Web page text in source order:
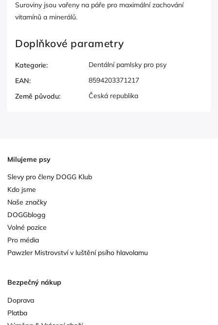
Suroviny jsou vařeny na páře pro maximální zachování
vitamínů a minerálů.
Doplňkové parametry
Kategorie:
Dentální pamlsky pro psy
EAN:
8594203371217
Země původu: Česká republika
Milujeme psy
Slevy pro členy DOGG Klub
Kdo jsme
Naše značky
DOGGblogg
Volné pozice
Pro média
Pawzler Mistrovství v luštění psího hlavolamu
Bezpečný nákup
Doprava
Platba